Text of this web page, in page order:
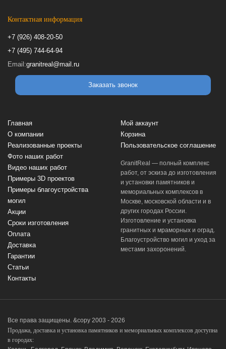
Главная
О компании
Реализованные проекты
Фото наших работ
Видео наших работ
Примеры 3D проектов
Примеры благоустройства
могил
Акции
Сроки изготовления
Оплата
Доставка
Гарантии
Статьи
Контакты
Контактная информация
+7 (926) 408-20-50
+7 (495) 744-64-94
Email:granitreal@mail.ru
Заказать звонок
Мой аккаунт
Корзина
Пользовательское соглашение
GranitReal — полный комплекс
работ, от эскиза до изготовления
и установки памятников и
мемориальных комплексов в
Москве, московской области и в
других городах России.
Изготовление и установка
гранитных и мраморных и оград.
Благоустройство могил и уход за
местами захоронений.
Все права защищены. &copy 2003 - 2026
Продажа, доставка и установка памятников и мемориальных комплексов доступна
в городах: